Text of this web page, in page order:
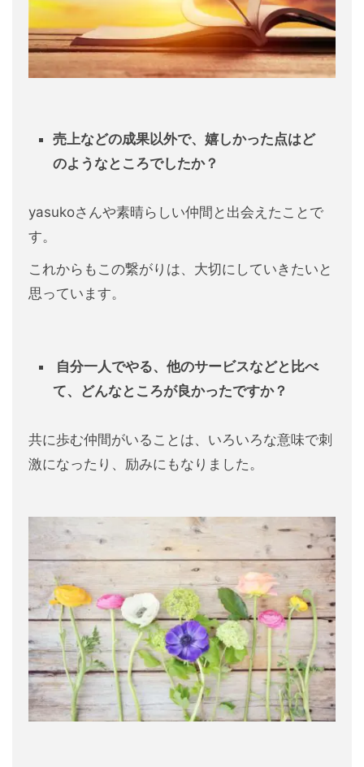
売上などの成果以外で、 嬉しかった点はど
のようなところでしたか？
yasukoさんや素晴らしい仲間と出会えたことで
す。
これからもこの繋がりは、大切にしていきたいと
思っています。
自分一人でやる、 他のサービスなどと比べ
て、 どんなところが良かったですか？
共に歩む仲間がいることは、いろいろな意味で刺
激になったり、励みにもなりました。